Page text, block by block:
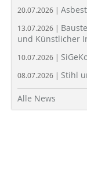
20.07.2026 |
13.07.2026 |
und Künstlicher
10.07.2026 |
08.07.2026 | Stihl
Alle News